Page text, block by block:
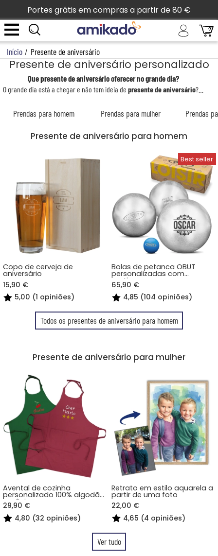
Portes grátis em compras a partir de 80 €
Início / Presente de aniversário
Presente de aniversário personalizado
Que presente de aniversário oferecer no grande dia?
O grande dia está a chegar e não tem ideia depresente de aniversário? Anda a navegar na internet à procura de um presente de aniversário único e original que agrade ao seu destinatário?
Prendas para homem Prendas para mulher Prendas
Presente de aniversário para homem
Copo de cerveja de
aniversário
15,90 €
5,00 (1 opiniões)
Bolas de petanca OBUT
personalizadas com
motivos
65,90 €
4,85 (104 opiniões)
Todos os presentes de aniversário para homem
Presente de aniversário para mulher
Avental de cozinha
personalizado 100% algodão
orgânico
29,90 €
4,80 (32 opiniões)
Retrato em estilo aquarela a
partir de uma foto
22,00 €
4,65 (4 opiniões)
Ver tudo